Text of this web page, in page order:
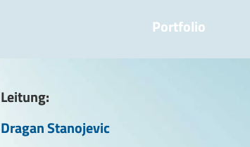
Portfolio
Leitung:
Dragan Stanojevic